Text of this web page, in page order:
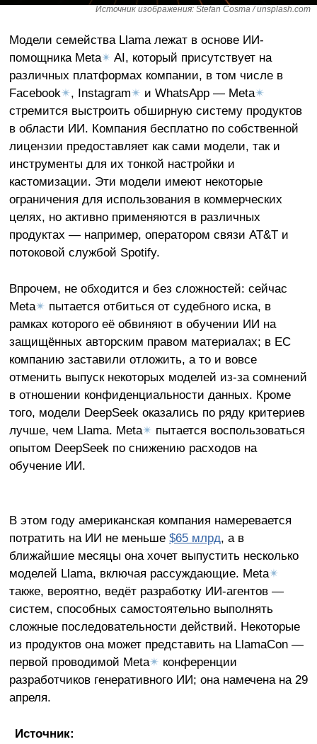
Источник изображения: Stefan Cosma / unsplash.com
Модели семейства Llama лежат в основе ИИ-
помощника Meta✴ AI, который присутствует на
различных платформах компании, в том числе в
Facebook✴, Instagram✴ и WhatsApp — Meta✴
стремится выстроить обширную систему продуктов
в области ИИ. Компания бесплатно по собственной
лицензии предоставляет как сами модели, так и
инструменты для их тонкой настройки и
кастомизации. Эти модели имеют некоторые
ограничения для использования в коммерческих
целях, но активно применяются в различных
продуктах — например, оператором связи AT&T и
потоковой службой Spotify.
Впрочем, не обходится и без сложностей: сейчас
Meta✴ пытается отбиться от судебного иска, в
рамках которого её обвиняют в обучении ИИ на
защищённых авторским правом материалах; в ЕС
компанию заставили отложить, а то и вовсе
отменить выпуск некоторых моделей из-за сомнений
в отношении конфиденциальности данных. Кроме
того, модели DeepSeek оказались по ряду критериев
лучше, чем Llama. Meta✴ пытается воспользоваться
опытом DeepSeek по снижению расходов на
обучение ИИ.
В этом году американская компания намеревается
потратить на ИИ не меньше $65 млрд, а в
ближайшие месяцы она хочет выпустить несколько
моделей Llama, включая рассуждающие. Meta✴
также, вероятно, ведёт разработку ИИ-агентов —
систем, способных самостоятельно выполнять
сложные последовательности действий. Некоторые
из продуктов она может представить на LlamaCon —
первой проводимой Meta✴ конференции
разработчиков генеративного ИИ; она намечена на 29
апреля.
Источник: